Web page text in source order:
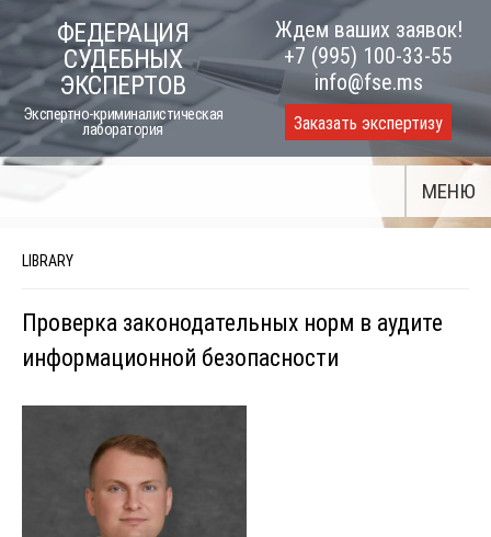
to
content
ФЕДЕРАЦИЯ
СУДЕБНЫХ
ЭКСПЕРТОВ
Экспертно-криминалистическая
лаборатория
Ждем ваших заявок!
+7 (995) 100-33-55
info@fse.ms
Заказать экспертизу
МЕНЮ
LIBRARY
Проверка законодательных норм в аудите
информационной безопасности